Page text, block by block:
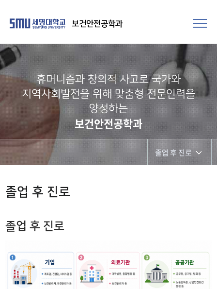
보건안전공학과
휴머니즘과 창의적 사고로 국가와
지역사회발전을 위해 맞춤형 전문인력을
양성하는
보건안전공학과
졸업 후 진로
졸업 후 진로
졸업 후 진로